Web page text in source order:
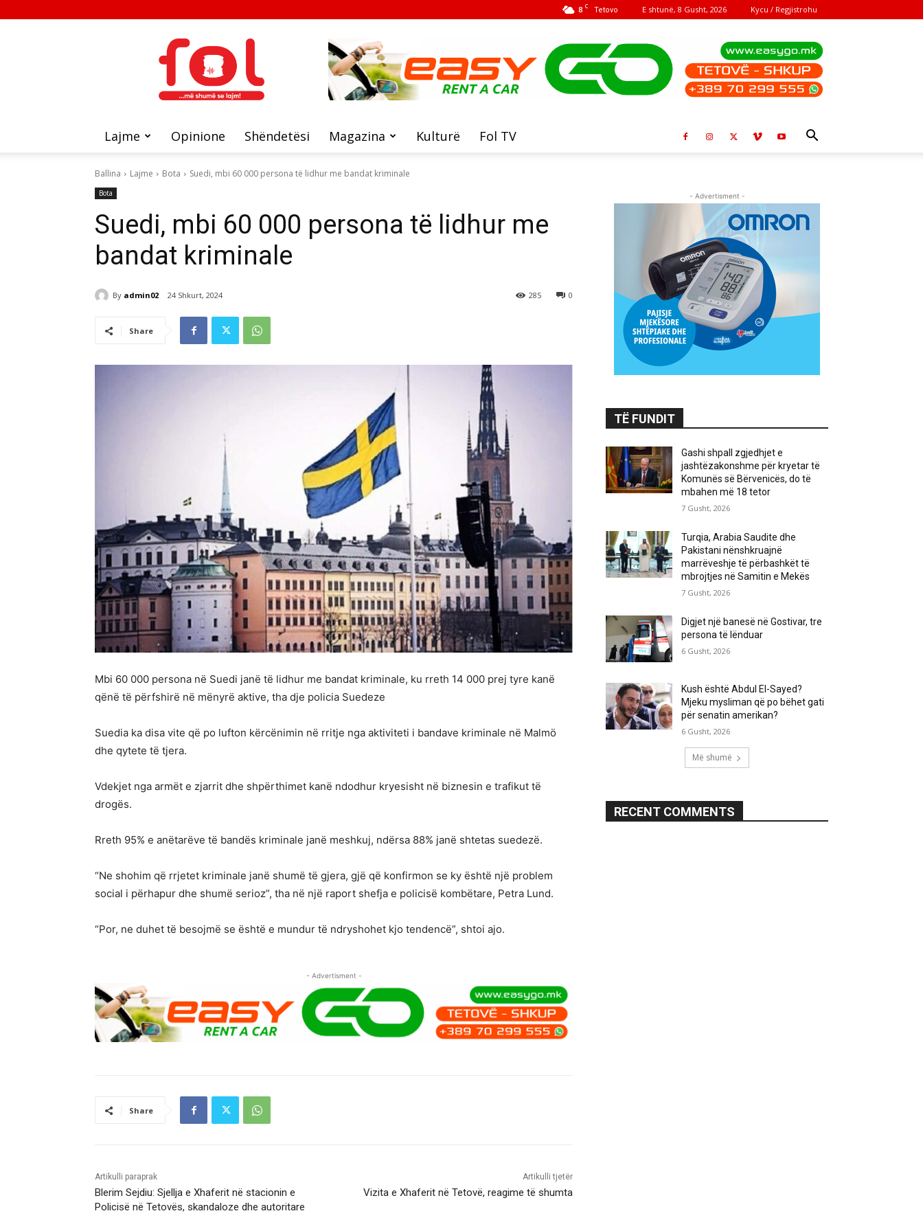
8 C Tetovo E shtunë, 8 Gusht, 2026 Kycu / Regjistrohu
FOL
Lajme Opinione Shëndetësi Magazina Kulturë Fol TV
Ballina Lajme Bota Suedi, mbi 60 000 persona të lidhur me bandat kriminale
Bota
Suedi, mbi 60 000 persona të lidhur me
bandat kriminale
By admin02 24 Shkurt, 2024 0
285
Share
Mbi 60 000 persona në Suedi janë të lidhur me bandat kriminale, ku rreth 14 000 prej tyre kanë
qënë të përfshirë në mënyrë aktive, tha dje policia Suedeze
Suedia ka disa vite që po lufton kërcënimin në rritje nga aktiviteti i bandave kriminale në Malmö
dhe qytete të tjera.
Vdekjet nga armët e zjarrit dhe shpërthimet kanë ndodhur kryesisht në biznesin e trafikut të
drogës.
Rreth 95% e anëtarëve të bandës kriminale janë meshkuj, ndërsa 88% janë shtetas suedezë.
“Ne shohim që rrjetet kriminale janë shumë të gjera, gjë që konfirmon se ky është një problem
social i përhapur dhe shumë serioz”, tha në një raport shefja e policisë kombëtare, Petra Lund.
“Por, ne duhet të besojmë se është e mundur të ndryshohet kjo tendencë”, shtoi ajo.
- Advertisment -
Share
Artikulli paraprak
Blerim Sejdiu: Sjellja e Xhaferit në stacionin e
Policisë në Tetovës, skandaloze dhe autoritare
Artikulli tjetër
Vizita e Xhaferit në Tetovë, reagime të shumta
- Advertisment -
TË FUNDIT
Gashi shpall zgjedhjet e
jashtëzakonshme për kryetar të
Komunës së Bërvenicës, do të
mbahen më 18 tetor
7 Gusht, 2026
Turqia, Arabia Saudite dhe
Pakistani nënshkruajnë
marrëveshje të përbashkët të
mbrojtjes në Samitin e Mekës
7 Gusht, 2026
Digjet një banesë në Gostivar, tre
persona të lënduar
6 Gusht, 2026
Kush është Abdul El-Sayed?
Mjeku mysliman që po bëhet gati
për senatin amerikan?
6 Gusht, 2026
Më shumë
RECENT COMMENTS